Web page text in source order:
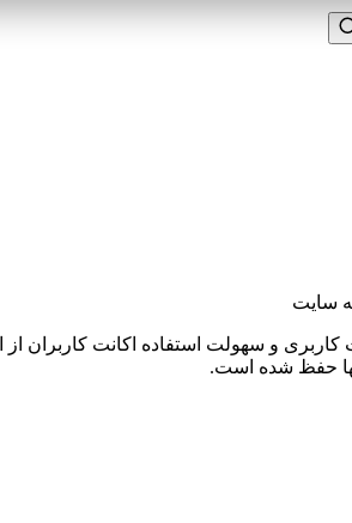
سایت
و سهولت استفاده اکانت کاربران
حفظ شده است.